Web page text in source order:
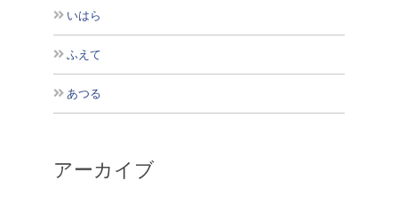
いはら
ふえて
あつる
アーカイブ